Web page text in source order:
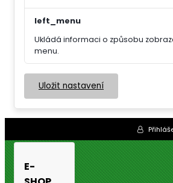
left_menu
Ukládá informaci o způsobu
menu.
Uložit nastavení
E-